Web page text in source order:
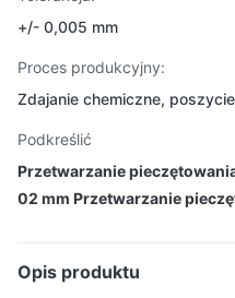
+/- 0,005 mm
Proces produkcyjny:
Zdajanie chemiczne,
Podkreślić
Przetwarzanie
02 mm Przetwarzanie
Opis produktu